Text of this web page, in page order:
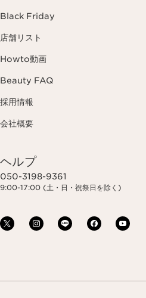
Black Friday
店舗リスト
Howto動画
Beauty FAQ
採用情報
会社概要
ヘルプ
050-3198-9361
9:00-17:00 (土・日・祝祭日を除く)